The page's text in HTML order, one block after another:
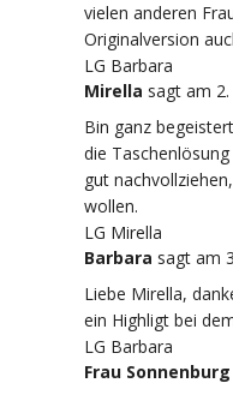
vielen anderen
Originalversion
LG Barbara
Mirella sagt am
Bin ganz
die
gut
wollen.
LG Mirella
Barbara sagt am
Liebe Mirella,
ein Highligt bei
LG Barbara
Frau Sonnenburg